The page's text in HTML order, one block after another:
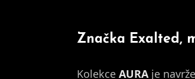
Značka Exalted,
Kolekce AURA je